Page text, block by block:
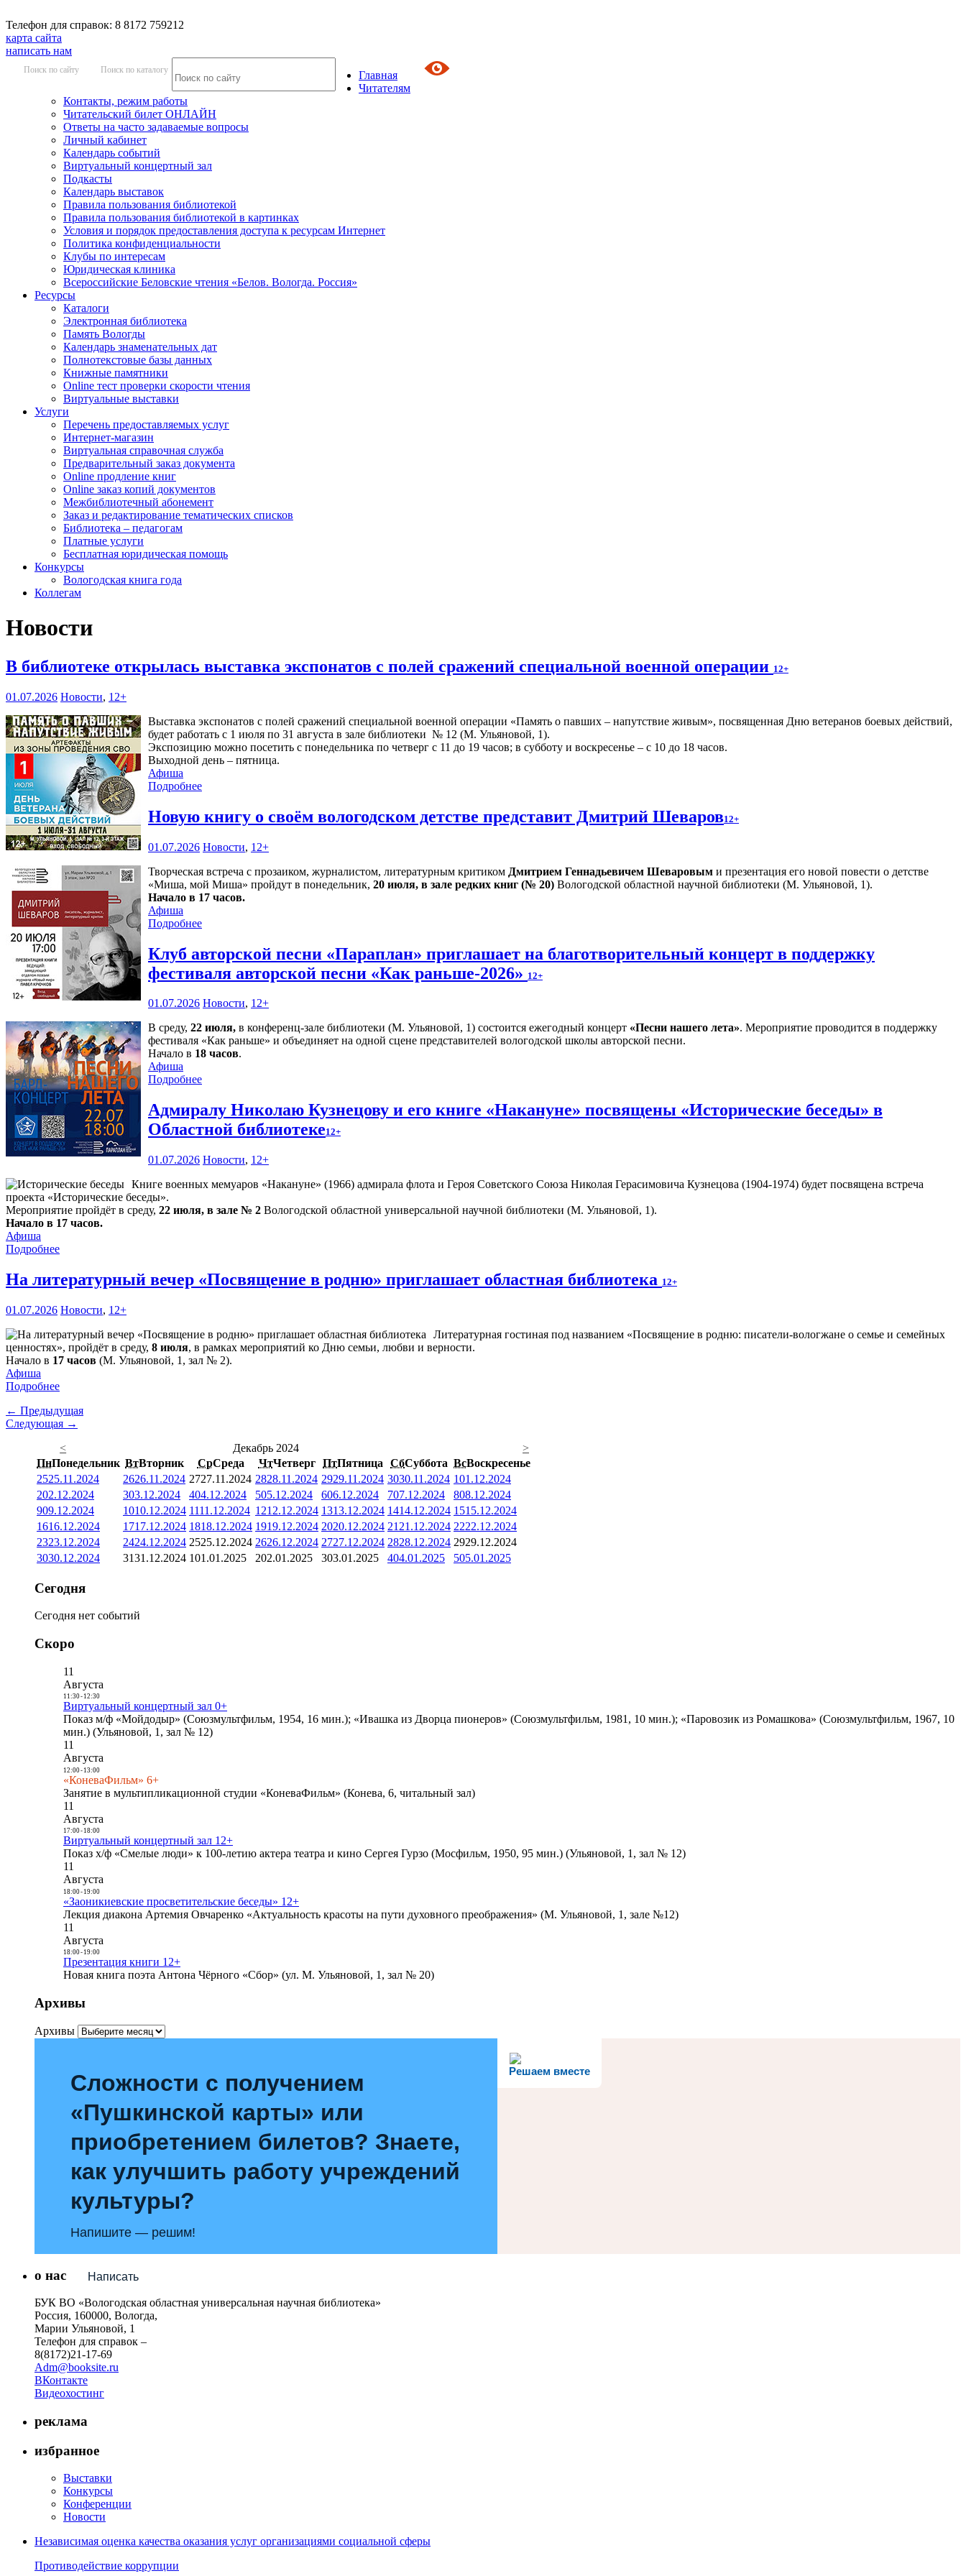
Телефон для справок: 8 8172 759212
карта сайта
написать нам
Поиск по сайту Поиск по каталогу
Главная
Читателям
Контакты, режим работы
Читательский билет ОНЛАЙН
Ответы на часто задаваемые вопросы
Личный кабинет
Календарь событий
Виртуальный концертный зал
Подкасты
Календарь выставок
Правила пользования библиотекой
Правила пользования библиотекой в картинках
Условия и порядок предоставления доступа к ресурсам Интернет
Политика конфиденциальности
Клубы по интересам
Юридическая клиника
Всероссийские Беловские чтения «Белов. Вологда. Россия»
Ресурсы
Каталоги
Электронная библиотека
Память Вологды
Календарь знаменательных дат
Полнотекстовые базы данных
Книжные памятники
Online тест проверки скорости чтения
Виртуальные выставки
Услуги
Перечень предоставляемых услуг
Интернет-магазин
Виртуальная справочная служба
Предварительный заказ документа
Online продление книг
Online заказ копий документов
Межбиблиотечный абонемент
Заказ и редактирование тематических списков
Библиотека – педагогам
Платные услуги
Бесплатная юридическая помощь
Конкурсы
Вологодская книга года
Коллегам
Новости
В библиотеке открылась выставка экспонатов с полей сражений специальной военной операции 12+
01.07.2026 Новости, 12+
Выставка экспонатов с полей сражений специальной военной операции «Память о павших – напутствие живым», посвященная Дню ветеранов боевых действий,
будет работать с 1 июля по 31 августа в зале библиотеки № 12 (М. Ульяновой, 1).
Экспозицию можно посетить с понедельника по четверг с 11 до 19 часов; в субботу и воскресенье – с 10 до 18 часов.
Выходной день – пятница.
Афиша
Подробнее
Новую книгу о своём вологодском детстве представит Дмитрий Шеваров12+
01.07.2026 Новости, 12+
Творческая встреча с прозаиком, журналистом, литературным критиком Дмитрием Геннадьевичем Шеваровым и презентация его новой повести о детстве
«Миша, мой Миша» пройдут в понедельник, 20 июля, в зале редких книг (№ 20) Вологодской областной научной библиотеки (М. Ульяновой, 1).
Начало в 17 часов.
Афиша
Подробнее
Клуб авторской песни «Параплан» приглашает на благотворительный концерт в поддержку
фестиваля авторской песни «Как раньше-2026» 12+
01.07.2026 Новости, 12+
В среду, 22 июля, в конференц-зале библиотеки (М. Ульяновой, 1) состоится ежегодный концерт «Песни нашего лета». Мероприятие проводится в поддержку
фестиваля «Как раньше» и объединяет на одной сцене представителей вологодской школы авторской песни.
Начало в 18 часов.
Афиша
Подробнее
Адмиралу Николаю Кузнецову и его книге «Накануне» посвящены «Исторические беседы» в
Областной библиотеке12+
01.07.2026 Новости, 12+
Книге военных мемуаров «Накануне» (1966) адмирала флота и Героя Советского Союза Николая Герасимовича Кузнецова (1904-1974) будет посвящена встреча
проекта «Исторические беседы».
Мероприятие пройдёт в среду, 22 июля, в зале № 2 Вологодской областной универсальной научной библиотеки (М. Ульяновой, 1).
Начало в 17 часов.
Афиша
Подробнее
На литературный вечер «Посвящение в родню» приглашает областная библиотека 12+
01.07.2026 Новости, 12+
Литературная гостиная под названием «Посвящение в родню: писатели-вологжане о семье и семейных
ценностях», пройдёт в среду, 8 июля, в рамках мероприятий ко Дню семьи, любви и верности.
Начало в 17 часов (М. Ульяновой, 1, зал № 2).
Афиша
Подробнее
← Предыдущая
Следующая →
<
Декабрь 2024
>
ПнПонедельник ВтВторник СрСреда ЧтЧетверг ПтПятница СбСуббота ВсВоскресенье
2525.11.2024 2626.11.2024 2727.11.2024 2828.11.2024 2929.11.2024 3030.11.2024 101.12.2024
202.12.2024 303.12.2024 404.12.2024 505.12.2024 606.12.2024 707.12.2024 808.12.2024
909.12.2024 1010.12.2024 1111.12.2024 1212.12.2024 1313.12.2024 1414.12.2024 1515.12.2024
1616.12.2024 1717.12.2024 1818.12.2024 1919.12.2024 2020.12.2024 21 21.12.2024 2222.12.2024
2323.12.2024 2424.12.2024 2525.12.2024 2626.12.2024 2727.12.2024 2828.12.2024 2929.12.2024
3030.12.2024 3131.12.2024 101.01.2025 202.01.2025 303.01.2025 404.01.2025 505.01.2025
Сегодня
Сегодня нет событий
Скоро
11
Августа
11:30- 12:30
Виртуальный концертный зал 0+
Показ м/ф «Мойдодыр» (Союзмультфильм, 1954, 16 мин.); «Ивашка из Дворца пионеров» (Союзмультфильм, 1981, 10 мин.); «Паровозик из Ромашкова» (Союзмультфильм, 1967, 10
мин.) (Ульяновой, 1, зал № 12)
11
Августа
12:00- 13:00
«КоневаФильм» 6+
Занятие в мультипликационной студии «КоневаФильм» (Конева, 6, читальный зал)
11
Августа
17:00- 18:00
Виртуальный концертный зал 12+
Показ х/ф «Смелые люди» к 100-летию актера театра и кино Сергея Гурзо (Мосфильм, 1950, 95 мин.) (Ульяновой, 1, зал № 12)
11
Августа
18:00- 19:00
«Заоникиевские просветительские беседы» 12+
Лекция диакона Артемия Овчаренко «Актуальность красоты на пути духовного преображения» (М. Ульяновой, 1, зале №12)
11
Августа
18:00- 19:00
Презентация книги 12+
Новая книга поэта Антона Чёрного «Сбор» (ул. М. Ульяновой, 1, зал № 20)
Архивы
Архивы
Решаем вместе
Сложности с получением
«Пушкинской карты» или
приобретением билетов? Знаете,
как улучшить работу учреждений
культуры?
Напишите — решим!
Написать
о нас
БУК ВО «Вологодская областная универсальная научная библиотека»
Россия, 160000, Вологда,
Марии Ульяновой, 1
Телефон для справок –
8(8172)21-17-69
Adm@booksite.ru
ВКонтакте
Видеохостинг
реклама
избранное
Выставки
Конкурсы
Конференции
Новости
Независимая оценка качества оказания услуг организациями социальной сферы
Противодействие коррупции